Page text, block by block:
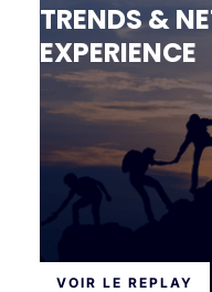
TRENDS &
EXPERIENCE
VOIR LE REPLAY